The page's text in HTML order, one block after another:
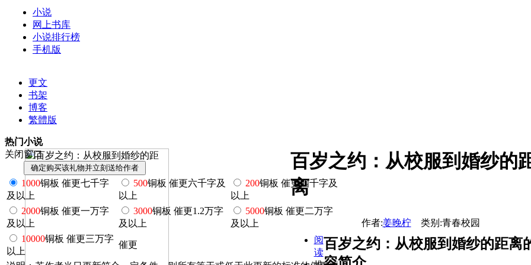
小说
网上书库
小说排行榜
手机版
更文
书架
博客
繁體版
热门小说
关闭窗口
1000铜板 催更七千字
及以上
500铜板 催更六千字及
以上
200铜板 催更四千字及
以上
2000铜板 催更一万字
及以上
3000铜板 催更1.2万字
及以上
5000铜板 催更二万字
及以上
10000铜板 催更三万字
以上
催更
百岁之约：从校服到婚纱的
离
作者:姜晚柠类别:青春校园
阅
读
百岁之约：从校服到婚纱的距离